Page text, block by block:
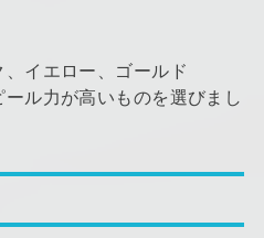
イエロー、ゴールド
ル力が高いものを選びまし